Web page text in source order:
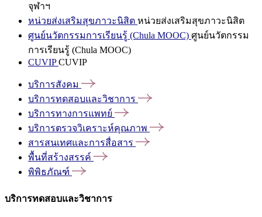
จุฬาฯ
หน่วยส่งเสริมสุขภาวะนิสิต หน่วยส่งเสริมสุขภาวะนิสิต
ศูนย์นวัตกรรมการเรียนรู้ (Chula MOOC) ศูนย์นวัตกรรม
การเรียนรู้ (Chula MOOC)
CUVIPCUVIP
บริการสังคม
บริการทดสอบและวิชาการ
บริการทางการแพทย์
บริการตรวจวิเคราะห์คุณภาพ
สารสนเทศและการสื่อสาร
พื้นที่สร้างสรรค์
พิพิธภัณฑ์
บริการทดสอบและวิชาการ